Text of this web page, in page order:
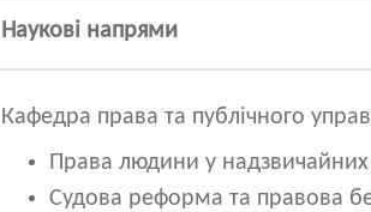
Наукові напрями
Кафедра права та публічного
Права людини у
Судова реформа та правова